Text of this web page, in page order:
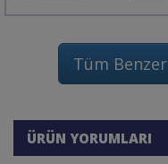
Tüm
ÜRÜN YORUMLARI